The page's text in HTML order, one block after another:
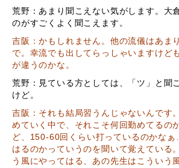
荒野：あまり聞こえない気がします。大
のがすごくよく聞こえます。
吉阪：かもしれません。他の流儀はあま
で。幸流でも出してらっしゃいますけど
が違うのかな。
荒野：見ている方としては、「ツ」と聞
けど。
吉阪：それも結局習うんじゃないんです
めていく中で、それこそ何回勤めてるの
ど、150-60回くらい打っているのかな
はるのかっていうのを聞いて覚えている
う風にやってはる、あの先生はこういう